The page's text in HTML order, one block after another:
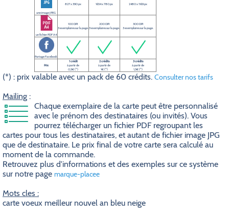
une image JPEG
827 x 390 px 1654 x 780 px 2480 x 1169 px
un fichier PDF A4
100 DPI
3 exemplaires sur la page.
200 DPI
3 exemplaires sur la page.
300 DPI
3 exemplaires sur la page.
Partage Facebook
Prix
1 crédit
à partir de
0,5€ (*)
2 crédits
à partir de
1€ (*)
3 crédits
à partir de
1,5€ (*)
(*) : prix valable avec un pack de 60 crédits. Consulter nos tarifs
Mailing :
Chaque exemplaire de la carte peut être personnalisé
avec le prénom des destinataires (ou invités). Vous
pourrez télécharger un fichier PDF regroupant les
cartes pour tous les destinataires, et autant de fichier image JPG
que de destinataire. Le prix final de votre carte sera calculé au
moment de la commande.
Retrouvez plus d'informations et des exemples sur ce système
sur notre page marque-placee
Mots cles :
carte voeux meilleur nouvel an bleu neige